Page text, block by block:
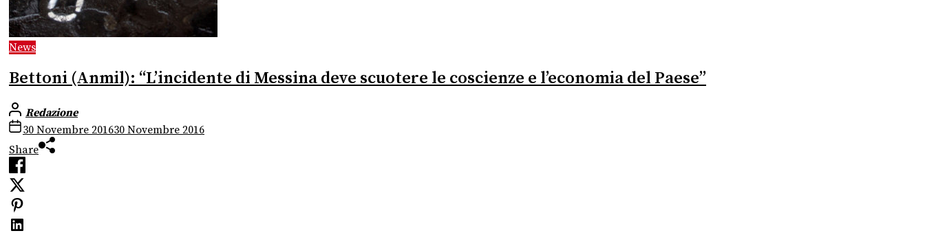
News
Bettoni (Anmil): “L’incidente di Messina deve scuotere le coscienze e l’economia del Paese”
Redazione
30 Novembre 201630 Novembre 2016
Share